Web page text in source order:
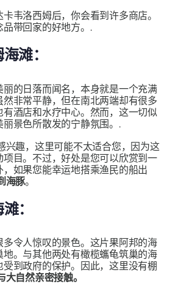
韦洛西姆后，你会看到许多商店。
带回家的好地方。.
滩：
丽的日落而闻名，本身就是一个充满
非常平静，但在南北两端却有很多
酒店和水疗中心。然而，这一切似
景色所散发的宁静氛围。.
兴趣，这里可能不太适合您，因为这
项目。不过，好处是您可以欣赏到一
如果您能幸运地搭乘渔民的船出
海豚。
：
令人惊叹的景色。这片果阿邦的海
。与其他两处有橄榄蠵龟筑巢的海
到政府的保护。因此，这里没有棚
大自然亲密接触。